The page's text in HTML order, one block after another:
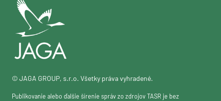
© JAGA GROUP, s.r.o. Všetky práva vyhradené.
Publikovanie alebo ďalšie šírenie správ zo zdrojov TASR je bez